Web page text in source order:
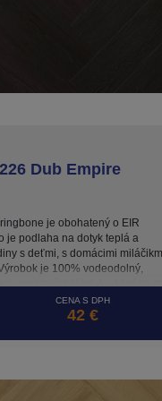
Dub Empire
je obohatený o EIR
je podlaha na dotyk teplá a
s deťmi, s domácimi
je 100% vodeodolný,
prchavých látok A+. Vyrába
„click“ je k dispozícii tento
CENA S DPH
42 €